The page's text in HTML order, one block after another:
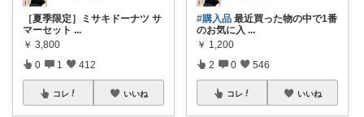
［夏季限定］ミサキドーナツ サ
マーセット ...
￥ 3,800
0 1 412
コレ いいね
#購入品 最近買った物の中で1番
のお気に入 ...
￥ 1,200
2 0 546
コレ いいね